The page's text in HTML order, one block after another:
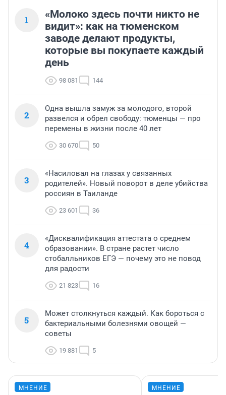
1
«Молоко здесь почти никто не
видит»: как на тюменском
заводе делают продукты,
которые вы покупаете каждый
день
98 081 144
2
Одна вышла замуж за молодого, второй
развелся и обрел свободу: тюменцы — про
перемены в жизни после 40 лет
30 670 50
3
«Насиловал на глазах у связанных
родителей». Новый поворот в деле убийства
россиян в Таиланде
23 601 36
4
«Дисквалификация аттестата о среднем
образовании». В стране растет число
стобалльников ЕГЭ — почему это не повод
для радости
21 823 16
5
Может столкнуться каждый. Как бороться с
бактериальными болезнями овощей —
советы
19 881 5
МНЕНИЕ МНЕНИЕ